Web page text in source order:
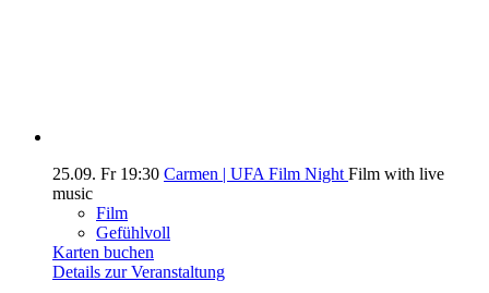
25.09. Fr 19:30 Carmen | UFA Film Night Film with live
music
Film
Gefühlvoll
Karten buchen
Details zur Veranstaltung